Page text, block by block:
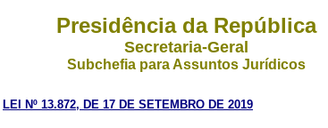
Presidência da República
Secretaria-Geral
Subchefia para Assuntos Jurídicos
LEI Nº 13.872, DE 17 DE SETEMBRO DE 2019